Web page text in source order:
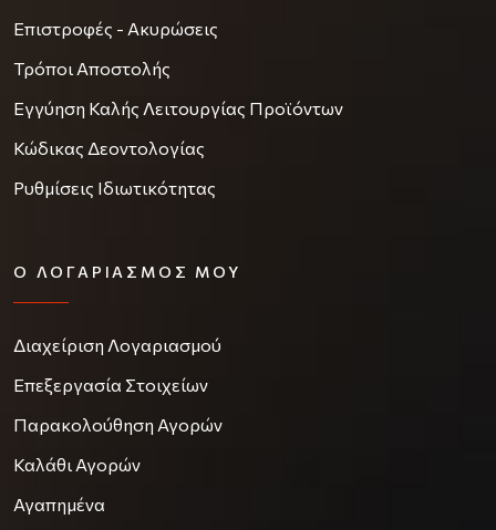
Επιστροφές - Ακυρώσεις
Τρόποι Αποστολής
Εγγύηση Καλής Λειτουργίας Προϊόντων
Κώδικας Δεοντολογίας
Ρυθμίσεις Ιδιωτικότητας
Ο ΛΟΓΑΡΙΑΣΜΌΣ ΜΟΥ
Διαχείριση Λογαριασμού
Επεξεργασία Στοιχείων
Παρακολούθηση Αγορών
Καλάθι Αγορών
Αγαπημένα